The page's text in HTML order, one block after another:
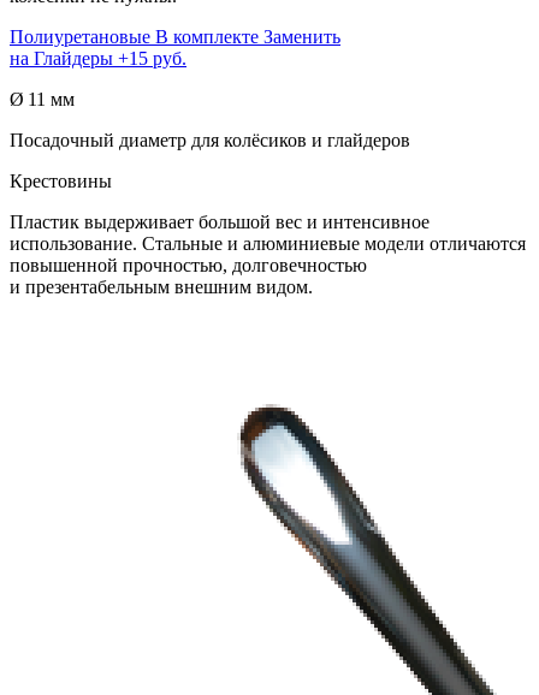
Полиуретановые В комплекте Заменить
на Глайдеры +15 руб.
Ø 11 мм
Посадочный диаметр для колёсиков и глайдеров
Крестовины
Пластик выдерживает большой вес и интенсивное
использование. Стальные и алюминиевые модели отличаются
повышенной прочностью, долговечностью
и презентабельным внешним видом.